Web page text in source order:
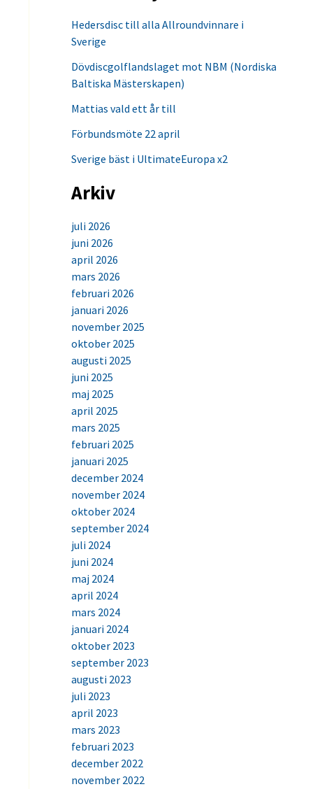
Hedersdisc till alla Allroundvinnare i
Sverige
Dövdiscgolflandslaget mot NBM (Nordiska
Baltiska Mästerskapen)
Mattias vald ett år till
Förbundsmöte 22 april
Sverige bäst i UltimateEuropa x2
Arkiv
juli 2026
juni 2026
april 2026
mars 2026
februari 2026
januari 2026
november 2025
oktober 2025
augusti 2025
juni 2025
maj 2025
april 2025
mars 2025
februari 2025
januari 2025
december 2024
november 2024
oktober 2024
september 2024
juli 2024
juni 2024
maj 2024
april 2024
mars 2024
januari 2024
oktober 2023
september 2023
augusti 2023
juli 2023
april 2023
mars 2023
februari 2023
december 2022
november 2022